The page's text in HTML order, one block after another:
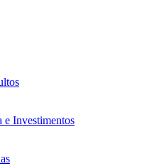
e Investimentos